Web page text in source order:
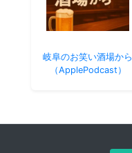
岐阜のお笑い酒場から
（ApplePodcast）